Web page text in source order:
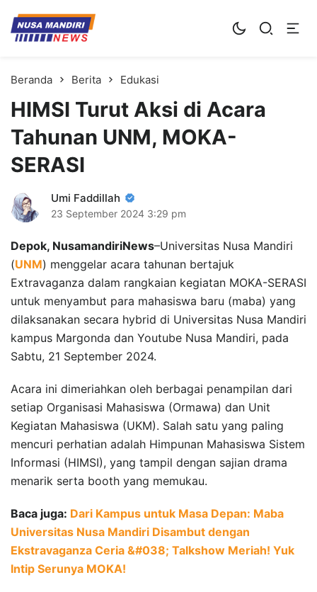
Kampus Digital Bisnis
Universitas Nusa Mandiri
Beranda Berita Edukasi
HIMSI Turut Aksi di Acara
Tahunan UNM, MOKA-
SERASI
Umi Faddillah
23 September 2024 3:29 pm
Depok, NusamandiriNews–Universitas Nusa Mandiri
(UNM) menggelar acara tahunan bertajuk
Extravaganza dalam rangkaian kegiatan MOKA-SERASI
untuk menyambut para mahasiswa baru (maba) yang
dilaksanakan secara hybrid di Universitas Nusa Mandiri
kampus Margonda dan Youtube Nusa Mandiri, pada
Sabtu, 21 September 2024.
Acara ini dimeriahkan oleh berbagai penampilan dari
setiap Organisasi Mahasiswa (Ormawa) dan Unit
Kegiatan Mahasiswa (UKM). Salah satu yang paling
mencuri perhatian adalah Himpunan Mahasiswa Sistem
Informasi (HIMSI), yang tampil dengan sajian drama
menarik serta booth yang memukau.
Baca juga: Dari Kampus untuk Masa Depan: Maba
Universitas Nusa Mandiri Disambut dengan
Ekstravaganza Ceria &#038; Talkshow Meriah! Yuk
Intip Serunya MOKA!